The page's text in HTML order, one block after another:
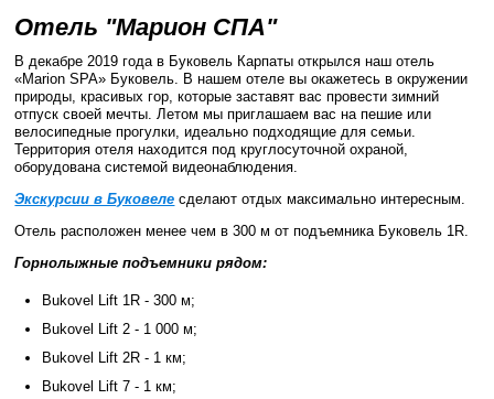
Отель "Марион СПА"
В декабре 2019 года в Буковель Карпаты открылся наш отель
«Marion SPA» Буковель. В нашем отеле вы окажетесь в окружении
природы, красивых гор, которые заставят вас провести зимний
отпуск своей мечты. Летом мы приглашаем вас на пешие или
велосипедные прогулки, идеально подходящие для семьи.
Территория отеля находится под круглосуточной охраной,
оборудована системой видеонаблюдения.
Экскурсии в Буковеле сделают отдых максимально интересным.
Отель расположен менее чем в 300 м от подъемника Буковель 1R.
Горнолыжные подъемники рядом:
Bukovel Lift 1R - 300 м;
Bukovel Lift 2 - 1 000 м;
Bukovel Lift 2R - 1 км;
Bukovel Lift 7 - 1 км;